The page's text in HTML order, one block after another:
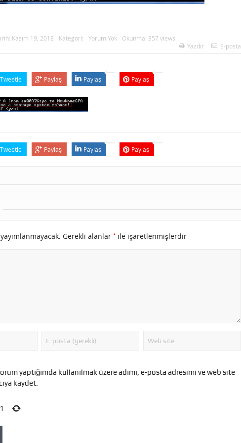
Kasım 19, 2018 Kategori: Yorum Yok
Okunma: 357 views
Yazdır
E-posta
Tweetle Paylaş Paylaş Paylaş
Tweetle Paylaş Paylaş Paylaş
Gerekli alanlar * ile işaretlenmişlerdir
yaptığımda kullanılmak üzere adımı, e-posta adresimi ve web site
kaydet.
1